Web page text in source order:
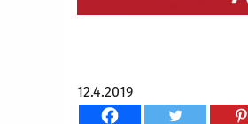
12.4.2019